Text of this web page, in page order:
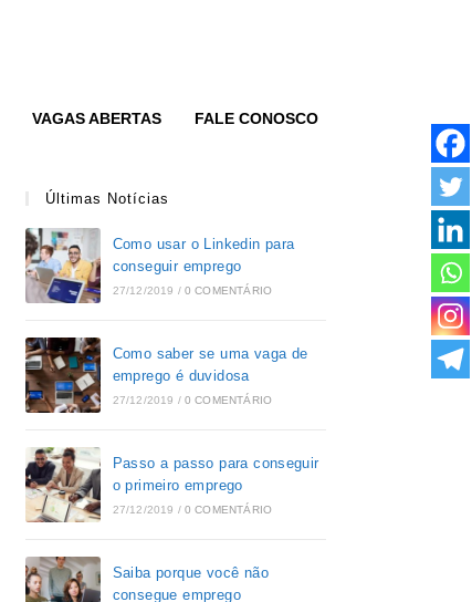
VAGAS ABERTAS FALE CONOSCO
Últimas Notícias
Como usar o Linkedin para
conseguir emprego
27/12/2019 / 0 COMENTÁRIO
Como saber se uma vaga de
emprego é duvidosa
27/12/2019 / 0 COMENTÁRIO
Passo a passo para conseguir
o primeiro emprego
27/12/2019 / 0 COMENTÁRIO
Saiba porque você não
consegue emprego